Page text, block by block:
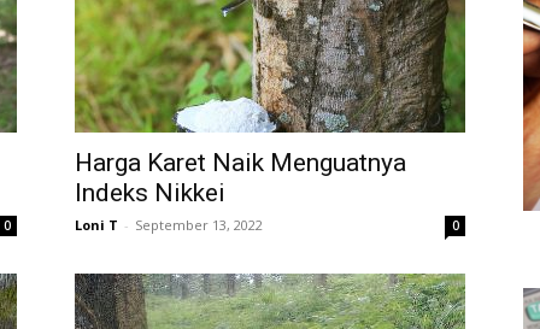
0
Harga Karet Naik Menguatnya
Indeks Nikkei
Loni T - September 13, 2022 0